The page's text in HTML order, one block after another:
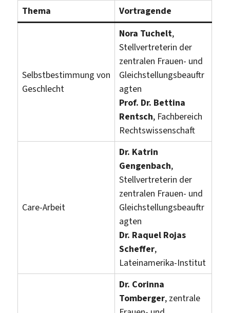
Thema Vortragende
Selbstbestimmung von
Geschlecht
Nora Tuchelt,
Stellvertreterin der
zentralen Frauen- und
Gleichstellungsbeauftr
agten
Prof. Dr. Bettina
Rentsch, Fachbereich
Rechtswissenschaft
Care-Arbeit
Dr. Katrin
Gengenbach,
Stellvertreterin der
zentralen Frauen- und
Gleichstellungsbeauftr
agten
Dr. Raquel Rojas
Scheffer,
Lateinamerika-Institut
Dr. Corinna
Tomberger, zentrale